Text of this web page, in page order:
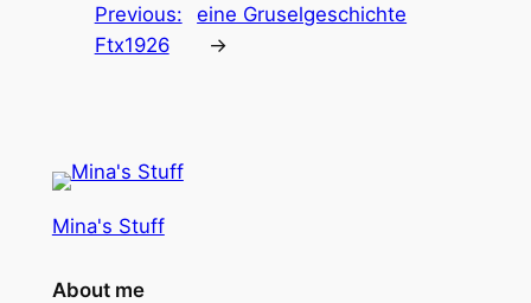
Previous:
Ftx1926
eine Gruselgeschichte
→
Mina's Stuff
About me